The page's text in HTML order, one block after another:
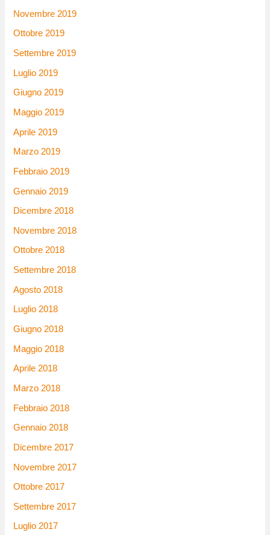
Novembre 2019
Ottobre 2019
Settembre 2019
Luglio 2019
Giugno 2019
Maggio 2019
Aprile 2019
Marzo 2019
Febbraio 2019
Gennaio 2019
Dicembre 2018
Novembre 2018
Ottobre 2018
Settembre 2018
Agosto 2018
Luglio 2018
Giugno 2018
Maggio 2018
Aprile 2018
Marzo 2018
Febbraio 2018
Gennaio 2018
Dicembre 2017
Novembre 2017
Ottobre 2017
Settembre 2017
Luglio 2017